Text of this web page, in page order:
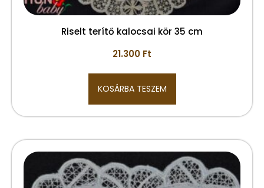
Riselt terítő kalocsai kör 35 cm
21.300 Ft
KOSÁRBA TESZEM